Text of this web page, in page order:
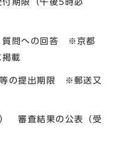
質問への回答 ※京都
載
の提出期限 ※郵送又
審査結果の公表（受